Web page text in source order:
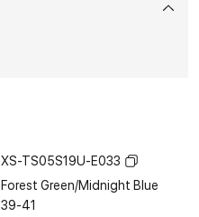
XS-TS05S19U-E033
Forest Green/Midnight Blue
39-41